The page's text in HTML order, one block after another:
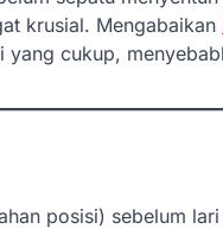
krusial. Mengabaikan
cukup,
posisi) sebelum